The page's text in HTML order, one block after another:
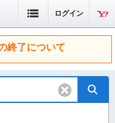
ログイン
終了について